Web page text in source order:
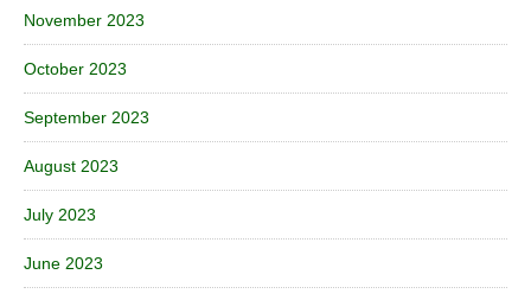
November 2023
October 2023
September 2023
August 2023
July 2023
June 2023